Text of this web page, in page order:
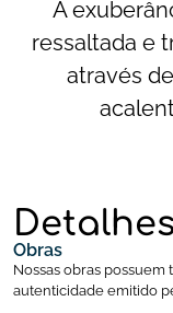
A
ressaltada e
através
Obras
Nossas obras
autenticidade emitido